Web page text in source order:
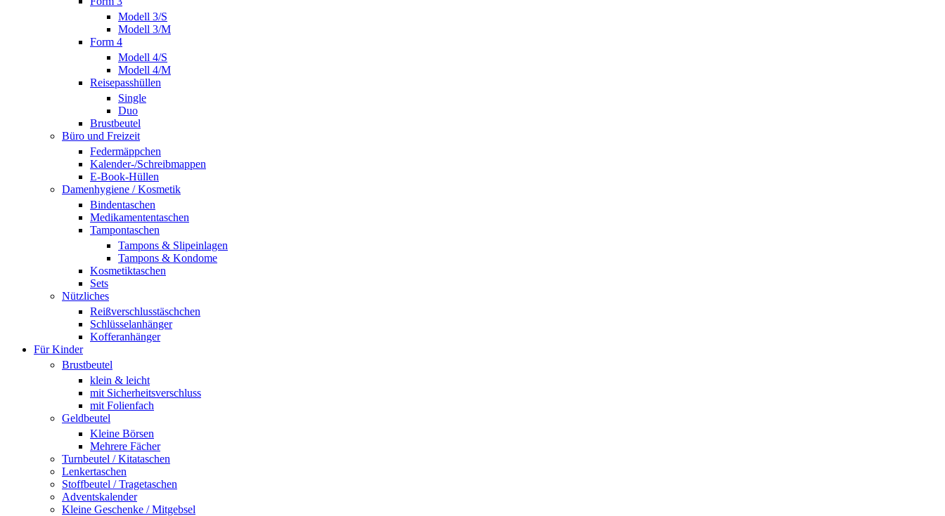
Modell 3/S
Modell 3/M
Form 4
Modell 4/S
Modell 4/M
Reisepasshüllen
Single
Duo
Brustbeutel
Büro und Freizeit
Federmäppchen
Kalender-/Schreibmappen
E-Book-Hüllen
Damenhygiene / Kosmetik
Bindentaschen
Medikamententaschen
Tampontaschen
Tampons & Slipeinlagen
Tampons & Kondome
Kosmetiktaschen
Sets
Nützliches
Reißverschlusstäschchen
Schlüsselanhänger
Kofferanhänger
Für Kinder
Brustbeutel
klein & leicht
mit Sicherheitsverschluss
mit Folienfach
Geldbeutel
Kleine Börsen
Mehrere Fächer
Turnbeutel / Kitataschen
Lenkertaschen
Stoffbeutel / Tragetaschen
Adventskalender
Kleine Geschenke / Mitgebsel